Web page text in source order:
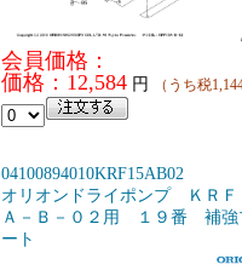
会員価格：
価格：12,584 円 （うち税
04100894010KRF15AB02
オリオンドライポンプ ＫＲＦ
Ａ－Ｂ－０２用 １９番 補強
ート